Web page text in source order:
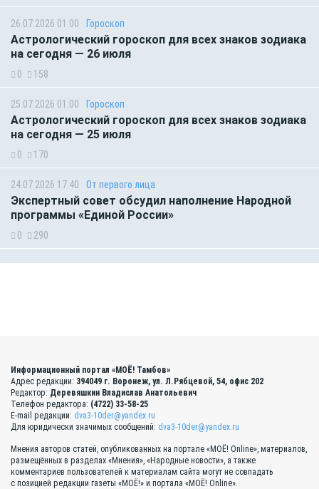
26.07.2026 01:00 Гороскоп
Астрологический гороскоп для всех знаков зодиака
на сегодня — 26 июля
0 158
25.07.2026 01:00 Гороскоп
Астрологический гороскоп для всех знаков зодиака
на сегодня — 25 июля
0 170
24.07.2026 17:40 От первого лица
Экспертный совет обсудил наполнение Народной
программы «Единой России»
0 290
Информационный портал «МОЁ! Тамбов»
Адрес редакции: 394049 г. Воронеж, ул. Л.Рябцевой, 54, офис 202
Редактор: Деревяшкин Владислав Анатольевич
Телефон редактора: (4722) 33-58-25
E-mail редакции: dva3-10der@yandex.ru
Для юридически значимых сообщений: dva3-10der@yandex.ru
Мнения авторов статей, опубликованных на портале «МОЁ! Online», материалов,
размещённых в разделах «Мнения», «Народные новости», а также
комментариев пользователей к материалам сайта могут не совпадать
с позицией редакции газеты «МОЁ!» и портала «МОЁ! Online».